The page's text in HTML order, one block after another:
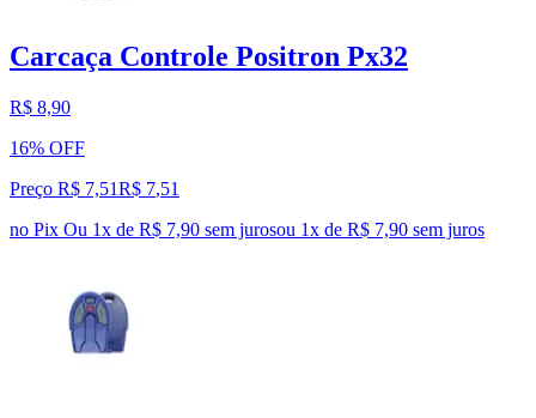
Carcaça Controle Positron Px32
R$ 8,90
16% OFF
Preço R$ 7,51R$ 7,51
no Pix Ou 1x de R$ 7,90 sem jurosou 1x de R$ 7,90 sem juros